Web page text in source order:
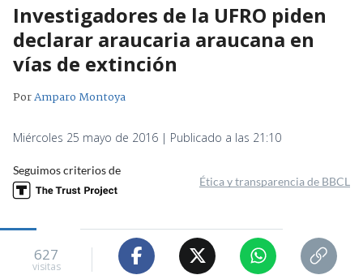
Investigadores de la UFRO piden
declarar araucaria araucana en
vías de extinción
PorAmparo Montoya
Miércoles 25 mayo de 2016 | Publicado a las 21:10
Seguimos criterios de
Ética y transparencia de BBCL
627
visitas